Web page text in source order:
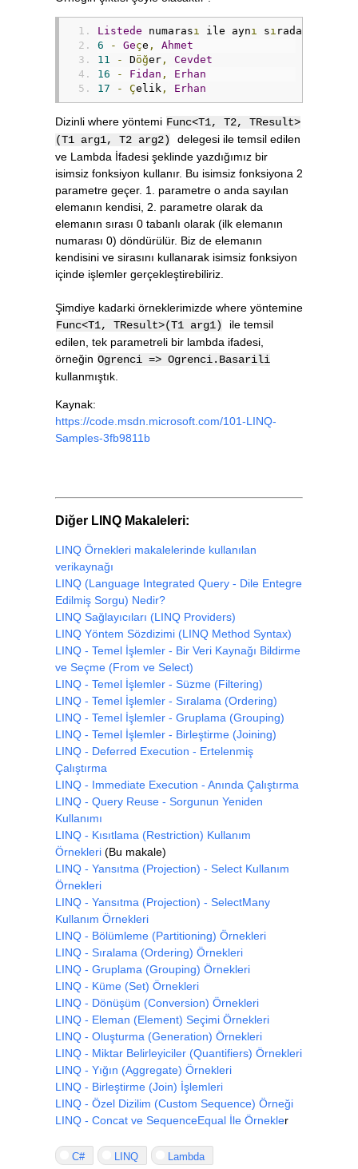
Listede numarası ile aynı sı rada
6
- Geçe ,
Ahmet
11
- Döğer ,
Cevdet
16
- Fidan ,
Erhan
17
- Çelik , Erhan
Dizinli where yöntemi Func<T1, T2, TResult>
(T1 arg1, T2 arg2)
delegesi ile temsil edilen
ve Lambda İfadesi şeklinde yazdığımız bir
isimsiz fonksiyon kullanır. Bu isimsiz fonksiyona 2
parametre geçer. 1. parametre o anda sayılan
elemanın kendisi, 2. parametre olarak da
elemanın sırası 0 tabanlı olarak (ilk elemanın
numarası 0) döndürülür. Biz de elemanın
kendisini ve sirasını kullanarak isimsiz fonksiyon
içinde işlemler gerçekleştirebiliriz.
Şimdiye kadarki örneklerimizde where yöntemine
Func<T1, TResult>(T1 arg1)
ile temsil
edilen, tek parametreli bir lambda ifadesi,
örneğin Ogrenci => Ogrenci.Basarili
kullanmıştık.
Kaynak:
https://code.msdn.microsoft.com/101-LINQ-
Samples-3fb9811b
Diğer LINQ Makaleleri:
LINQ Örnekleri makalelerinde kullanılan
verikaynağı
LINQ (Language Integrated Query - Dile Entegre
Edilmiş Sorgu) Nedir?
LINQ Sağlayıcıları (LINQ Providers)
LINQ Yöntem Sözdizimi (LINQ Method Syntax)
LINQ - Temel İşlemler - Bir Veri Kaynağı Bildirme
ve Seçme (From ve Select)
LINQ - Temel İşlemler - Süzme (Filtering)
LINQ - Temel İşlemler - Sıralama (Ordering)
LINQ - Temel İşlemler - Gruplama (Grouping)
LINQ - Temel İşlemler - Birleştirme (Joining)
LINQ - Deferred Execution - Ertelenmiş
Çalıştırma
LINQ - Immediate Execution - Anında Çalıştırma
LINQ - Query Reuse - Sorgunun Yeniden
Kullanımı
LINQ - Kısıtlama (Restriction) Kullanım
Örnekleri (Bu makale)
LINQ - Yansıtma (Projection) - Select Kullanım
Örnekleri
LINQ - Yansıtma (Projection) - SelectMany
Kullanım Örnekleri
LINQ - Bölümleme (Partitioning) Örnekleri
LINQ - Sıralama (Ordering) Örnekleri
LINQ - Gruplama (Grouping) Örnekleri
LINQ - Küme (Set) Örnekleri
LINQ - Dönüşüm (Conversion) Örnekleri
LINQ - Eleman (Element) Seçimi Örnekleri
LINQ - Oluşturma (Generation) Örnekleri
LINQ - Miktar Belirleyiciler (Quantifiers) Örnekleri
LINQ - Yığın (Aggregate) Örnekleri
LINQ - Birleştirme (Join) İşlemleri
LINQ - Özel Dizilim (Custom Sequence) Örneği
LINQ - Concat ve SequenceEqual İle Örnekler
C# LINQ Lambda